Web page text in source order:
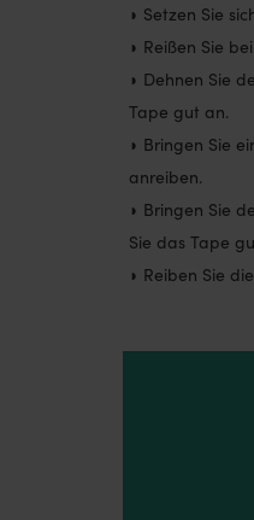
◗ Setzen Sie
◗ Reißen Sie
◗ Dehnen Sie
Tape gut an.
◗ Bringen Sie
anreiben.
◗ Bringen Sie
Sie das Tape
◗ Reiben Sie